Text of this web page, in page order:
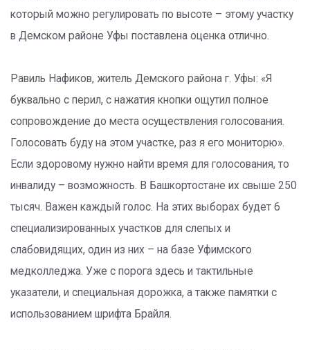
который можно регулировать по высоте – этому участку
в Демском районе Уфы поставлена оценка отлично.
Равиль Нафиков, житель Демского района г. Уфы: «Я
буквально с перил, с нажатия кнопки ощутил полное
сопровождение до места осуществления голосования.
Голосовать буду на этом участке, раз я его мониторю».
Если здоровому нужно найти время для голосования, то
инвалиду – возможность. В Башкортостане их свыше 250
тысяч. Важен каждый голос. На этих выборах будет 6
специализированных участков для слепых и
слабовидящих, один из них – на базе Уфимского
медколледжа. Уже с порога здесь и тактильные
указатели, и специальная дорожка, а также памятки с
использованием шрифта Брайля.